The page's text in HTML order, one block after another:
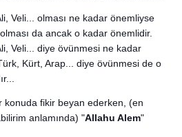
Veli... olması ne kadar önemliyse
da ancak o kadar önemlidir.
Veli... diye övünmesi ne kadar
Kürt, Arap... diye övünmesi de o
konuda fikir beyan ederken, (en
anlamında) "Allahu Alem"